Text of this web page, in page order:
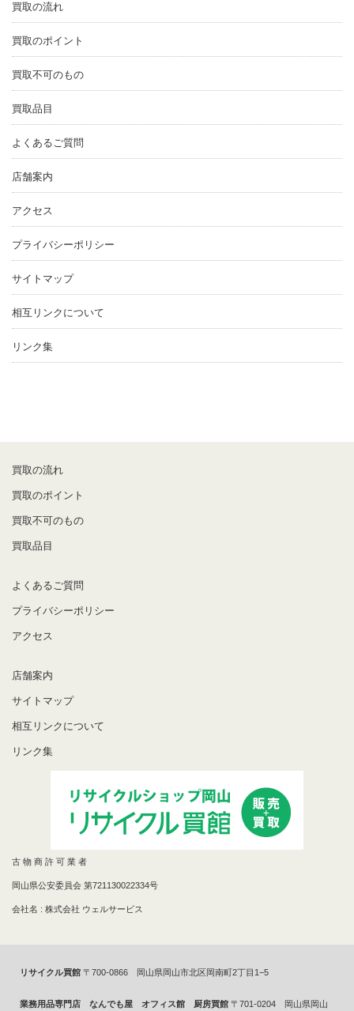
買取の流れ
買取のポイント
買取不可のもの
買取品目
よくあるご質問
店舗案内
アクセス
プライバシーポリシー
サイトマップ
相互リンクについて
リンク集
買取の流れ
買取のポイント
買取不可のもの
買取品目
よくあるご質問
プライバシーポリシー
アクセス
店舗案内
サイトマップ
相互リンクについて
リンク集
古 物 商 許 可 業 者
岡山県公安委員会 第721130022334号
会社名 : 株式会社 ウェルサービス
リサイクル買館 〒700-0866 岡山県岡山市北区岡南町2丁目1−5
業務用品専門店 なんでも屋 オフィス館 厨房買館 〒701-0204 岡山県岡山